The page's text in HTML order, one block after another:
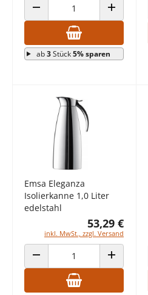
ANZAHL VERRINGERN ANZAHL
ab3Stück5% sparen
Emsa Eleganza
Isolierkanne 1,0 Liter
edelstahl
53,29 €
inkl. MwSt., zzgl. Versand
ANZAHL VERRINGERN ANZAHL